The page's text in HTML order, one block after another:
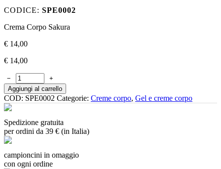
CODICE: SPE0002
Crema Corpo Sakura
€ 14,00
€ 14,00
−
+
Aggiungi al carrello
COD: SPE0002 Categorie: Creme corpo, Gel e creme corpo
Spedizione gratuita
per ordini da 39 € (in Italia)
campioncini in omaggio
con ogni ordine